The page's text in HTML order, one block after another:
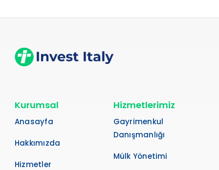
Kurumsal
Anasayfa
Hakkımızda
Hizmetler
Hizmetlerimiz
Gayrimenkul
Danışmanlığı
Mülk Yönetimi